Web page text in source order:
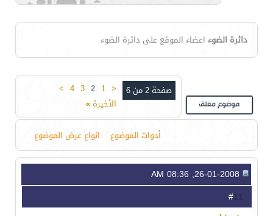
دائرة الضوء اعضاء الموقع على دائرة الضوء
صفحة 2 من 6 <
1
2
3
4
>
الأخيرة»
أدوات الموضوع انواع عرض الموضوع
11